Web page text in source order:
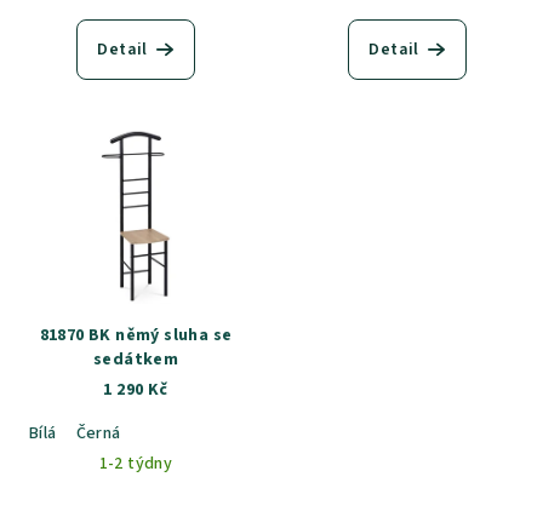
Detail Detail
81870 BK němý sluha se
sedátkem
1 290 Kč
Bílá
Černá
1-2 týdny